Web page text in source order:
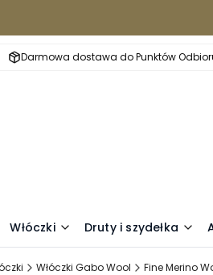
Darmowa dostawa do Punktów
Włóczki Druty i szydełka
Włóczki Gabo Wool Fine Merino